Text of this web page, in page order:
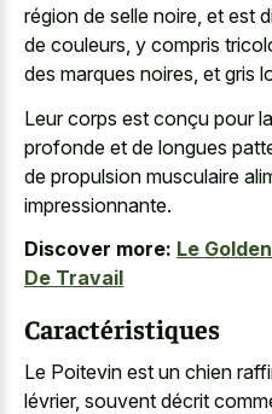
région de selle noire, et est
de couleurs, y compris
des marques noires, et gris
Leur corps est conçu pour
profonde et de longues
de propulsion musculaire
impressionnante.
Discover more: Le
De Travail
Caractéristiques
Le Poitevin est un chien
lévrier, souvent décrit